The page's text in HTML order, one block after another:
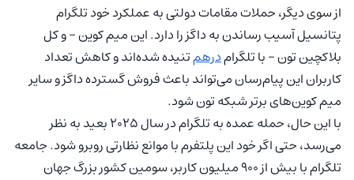
از سوی دیگر، حملات مقامات دولتی به عملکرد خود تلگرام
پتانسیل آسیب رساندن به داگز را دارد. این میم کوین – و کل
بلاکچین تون – با تلگرامدرهمتنیده شده‌اند و کاهش تعداد
کاربران این پیام‌رسان می‌تواند باعث فروش گسترده داگز و سایر
میم کوین‌های برتر شبکه تون شود.
با این حال، حمله عمده به تلگرام در سال 2025 بعید به نظر
می‌رسد، حتی اگر خود این پلتفرم با موانع نظارتی روبرو شود. جامعه
تلگرام با بیش از 900 میلیون کاربر، سومین کشور بزرگ جهان